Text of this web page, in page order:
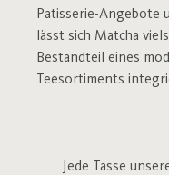
Patisserie-Angebote
lässt sich Matcha
Bestandteil eines
Teesortiments
Jede Tasse